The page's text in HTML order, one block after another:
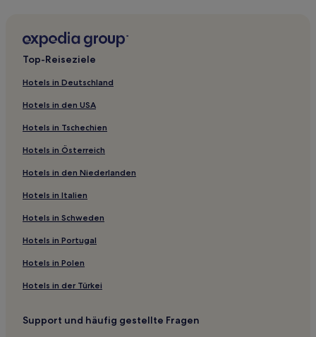
Hotels nahe Hangzhou Affiliated Hospital of Nanjing
Hotels nahe Xihu Tiandi
Hotels nahe U-Bahn-Station Linping
Hotels nahe Xingmin-Station
Jiaxing Hotels
Hotels nahe Alte Stadt Anchang
Hangzhou Hotels
Hotels nahe Archäologische Ruinen der Stadt Liangzhu
Hotels nahe People's Square-Station
Top-Reiseziele
Hotels in Deutschland
Hotels in den USA
Hotels in Tschechien
Hotels in Österreich
Hotels in den Niederlanden
Hotels in Italien
Hotels in Schweden
Hotels in Portugal
Hotels in Polen
Hotels in der Türkei
Support und häufig gestellte Fragen